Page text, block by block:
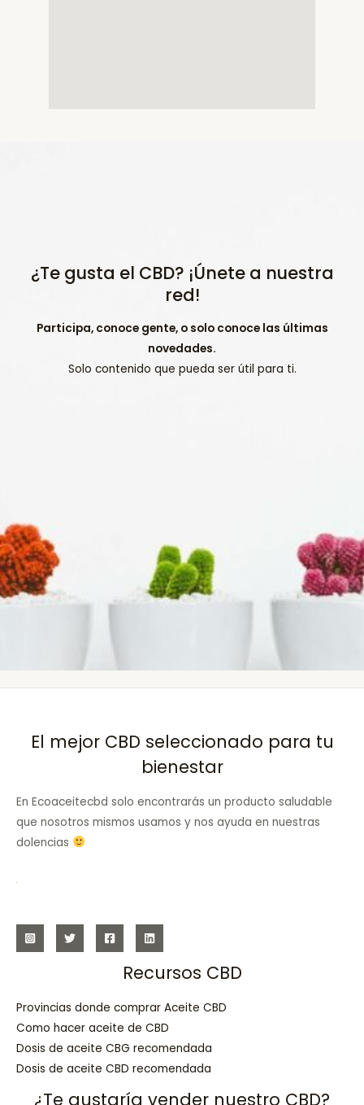
¿Te gusta el CBD? ¡Únete a nuestra
red!
Participa, conoce gente, o solo conoce las últimas
novedades.
Solo contenido que pueda ser útil para ti.
El mejor CBD seleccionado para tu
bienestar
En Ecoaceitecbd solo encontrarás un producto saludable
que nosotros mismos usamos y nos ayuda en nuestras
dolencias
Recursos CBD
Provincias donde comprar Aceite CBD
Como hacer aceite de CBD
Dosis de aceite CBG recomendada
Dosis de aceite CBD recomendada
¿Te gustaría vender nuestro CBD?